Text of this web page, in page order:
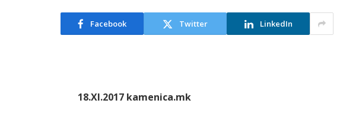
Facebook Twitter LinkedIn
18.XI.2017 kamenica.mk